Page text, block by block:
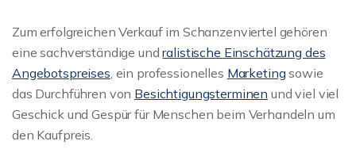
Zum erfolgreichen Verkauf im Schanzenviertel gehören
eine sachverständige undralistische Einschätzung des
Angebotspreises, ein professionelles Marketingsowie
das Durchführen von Besichtigungsterminen und viel viel
Geschick und Gespür für Menschen beim Verhandeln um
den Kaufpreis.